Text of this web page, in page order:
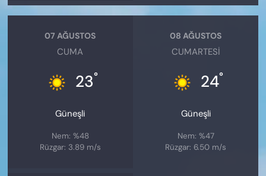
07 AĞUSTOS
CUMA
23°
Güneşli
Nem: %48
Rüzgar: 3.89 m/s
08 AĞUSTOS
CUMARTESI
24°
Güneşli
Nem: %47
Rüzgar: 6.50 m/s